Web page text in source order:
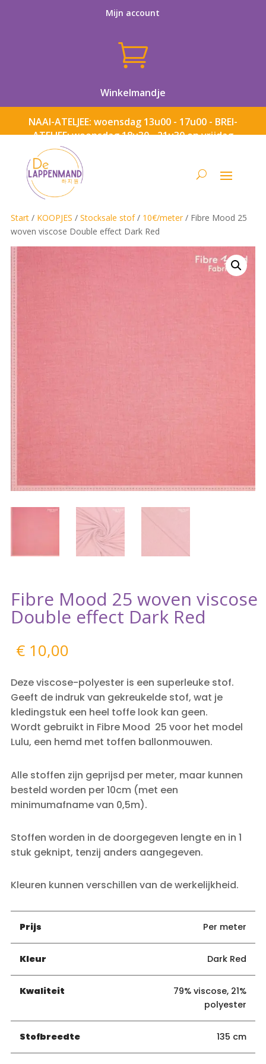
Mijn account

Winkelmandje
NAAI-ATELJEE: woensdag 13u00 - 17u00 - BREI-
ATELJEE: woensdag 18u30 - 21u30 en vrijdag
Start/ KOOPJES / Stocksale stof/ 10€/meter/ Fibre Mood 25
woven viscose Double effect Dark Red
Fibre Mood 25 woven viscose
Double effect Dark Red
€10,00
Deze viscose-polyester is een superleuke stof.
Geeft de indruk van gekreukelde stof, wat je
kledingstuk een heel toffe look kan geen.
Wordt gebruikt in Fibre Mood 25 voor het model
Lulu, een hemd met toffen ballonmouwen.
Alle stoffen zijn geprijsd per meter, maar kunnen
besteld worden per 10cm (met een
minimumafname van 0,5m).
Stoffen worden in de doorgegeven lengte en in 1
stuk geknipt, tenzij anders aangegeven.
Kleuren kunnen verschillen van de werkelijkheid.
Prijs Per meter
Kleur Dark Red
Kwaliteit
79% viscose, 21%
polyester
Stofbreedte 135 cm